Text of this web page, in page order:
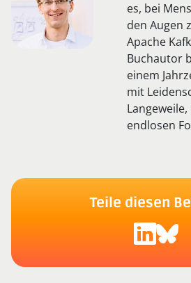
es, bei
den Augen
Apache
Buchautor
einem
mit
endlosen
Teile diesen